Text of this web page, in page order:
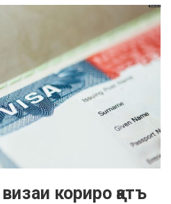
кориро қатъ